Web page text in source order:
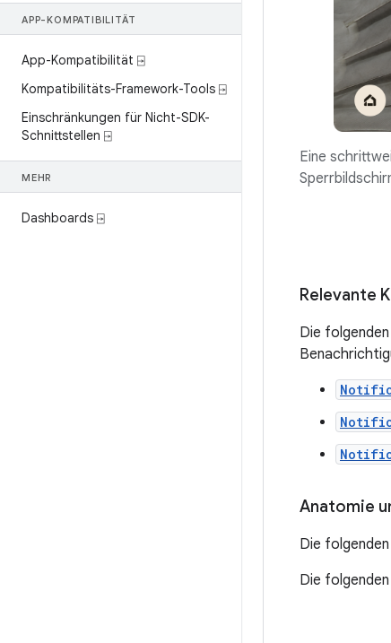
APP-KOMPATIBILITÄT
App-Kompatibilität ⍈
Kompatibilitäts-Framework-Tools ⍈
Einschränkungen für Nicht-SDK-
Schnittstellen ⍈
MEHR
Dashboards ⍈
Eine
Relevante
Die
Anatomie
Die
Die